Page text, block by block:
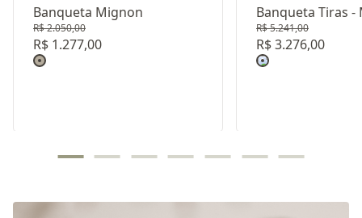
Banqueta Mignon
R$ 2.050,00
R$ 1.277,00
Revestimento: TECIDO LINHO LISO G10105
Banqueta Tiras -
R$ 5.241,00
R$ 3.276,00
Revestimento: